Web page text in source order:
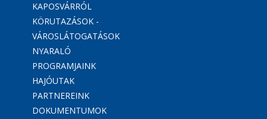
KAPOSVÁRRÓL
KÖRUTAZÁSOK -
VÁROSLÁTOGATÁSOK
NYARALÓ
PROGRAMJAINK
HAJÓUTAK
PARTNEREINK
DOKUMENTUMOK